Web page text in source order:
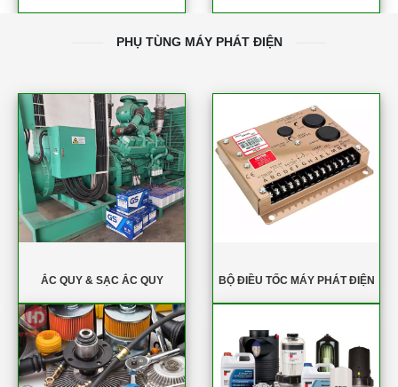
PHỤ TÙNG MÁY PHÁT ĐIỆN
ẮC QUY & SẠC ẮC QUY BỘ ĐIỀU TỐC MÁY PHÁT ĐIỆN